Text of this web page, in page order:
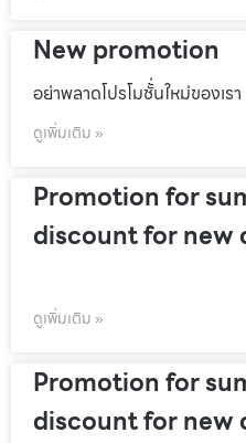
New promotion
อย่าพลาดโปรโมชั้่นใหม่ของเร
ดูเพิ่มเติม »
Promotion for
discount for new
ดูเพิ่มเติม »
Promotion for
discount for new